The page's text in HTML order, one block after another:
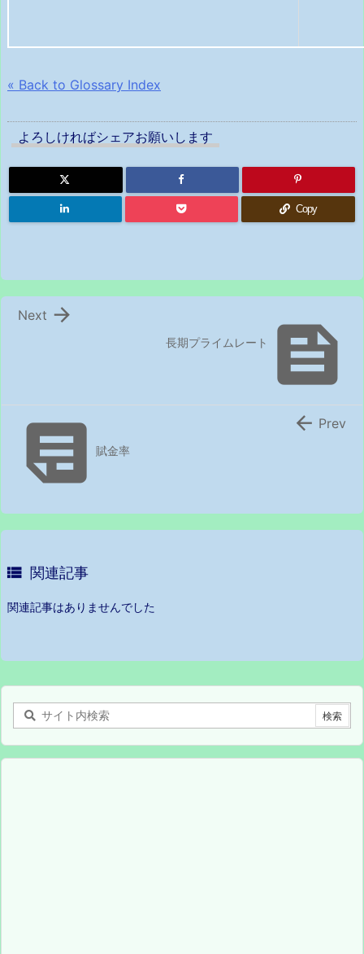
« Back to Glossary Index
よろしければシェアお願いします
Copy

長期プライムレート

Next
賦金率
 Prev
 関連記事
関連記事はありませんでした